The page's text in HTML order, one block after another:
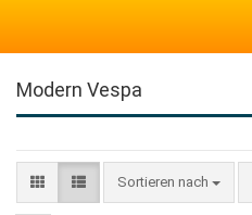
Modern Vespa
Sortieren nach